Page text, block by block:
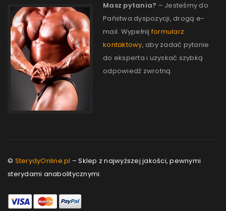
Masz pytania? – Jesteśmy do
Państwa dyspozycji, drogą e-
mail. Wypełnijformularz
kontaktowy, aby zadać pytanie
do eksperta i uzyskać szybką
odpowiedź zwrotną.
© SterydyOnline.pl – Sklep z najwyższej jakości, pewnymi
sterydami anabolitycznymi.